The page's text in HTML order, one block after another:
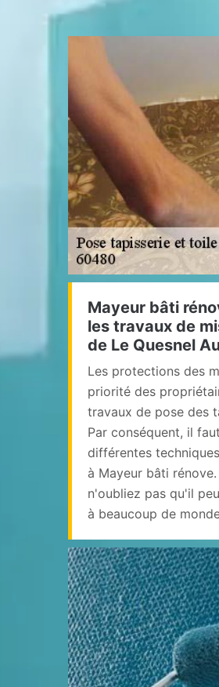
Mayeur bâti
les travaux de
de Le Quesnel
Les protections des
priorité des
travaux de pose des
Par conséquent, il
différentes
à Mayeur bâti
n'oubliez pas qu'il
à beaucoup de